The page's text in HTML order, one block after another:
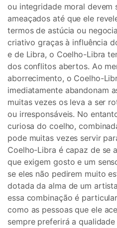
ou integridade moral devem
ameaçados até que ele
termos de astúcia ou
criativo graças à influência
e de Libra, o Coelho-Libra
dos conflitos abertos. Ao
aborrecimento, o Coelho-
imediatamente abandonam
muitas vezes os leva a ser
ou irresponsáveis. No
curiosa do coelho,
pode muitas vezes servir
Coelho-Libra é capaz de se
que exigem gosto e um
se eles não pedirem muito
dotada da alma de um
essa combinação é
como as pessoas que ele
sempre preferirá a